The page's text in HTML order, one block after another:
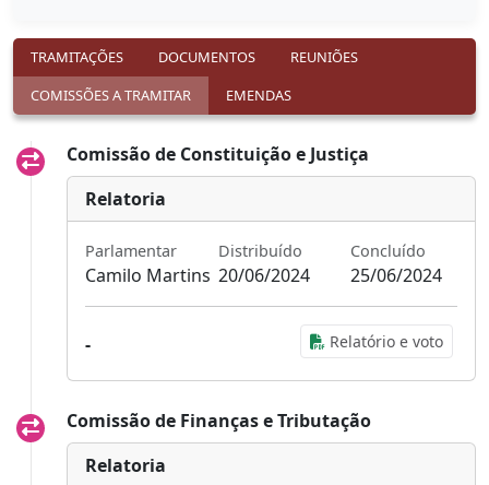
TRAMITAÇÕES DOCUMENTOS
REUNIÕES
COMISSÕES A TRAMITAR
EMENDAS
Comissão de Constituição e Justiça
Relatoria
Parlamentar Distribuído Concluído
Camilo Martins 20/06/2024 25/06/2024
- Relatório e voto
Comissão de Finanças e Tributação
Relatoria